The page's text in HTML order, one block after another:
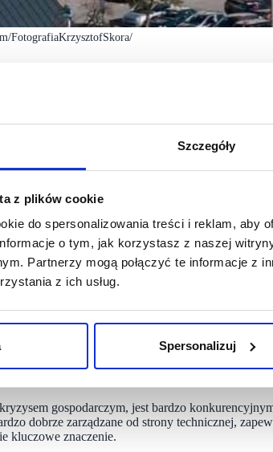
Szczegóły
z plików cookie
do spersonalizowania treści i reklam, aby
o tym, jak korzystasz z naszej
Partnerzy mogą połączyć te informacje z
z ich usług.
Spersonalizuj
FotografiaKrzysztofSkora/
nowych najemców, którzy wzbogacą
jako jeden z najlepszych
i obuwie dla dzieci. Uzupełnieniem
artykuły szkolne i papiernicze.
zmienia, dopasowując ofertę oraz standard do
Property Advisors.
spożywczego Biedronka, który po
parter centrum handlowego, dzięki czemu
a swój lokal powiększył salon optyczny
była budowa stoiska handlowego Strusinianki z
desery. Obszar modernizowanych powierzchni
to obiekt typu convinience z
Biedronka, Pepco, Monnari, Sinsay, KiK,
gospodarczym, jest bardzo
dobrze zarządzane od strony technicznej,
kluczowe znaczenie.